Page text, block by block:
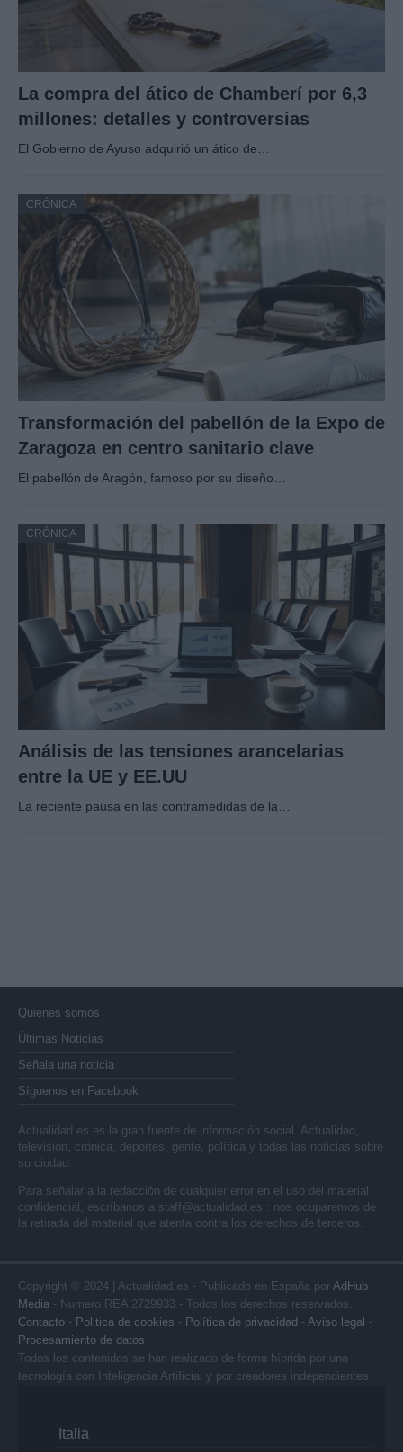
La compra del ático de Chamberí por 6,3
millones: detalles y controversias
El Gobierno de Ayuso adquirió un ático de…
CRÓNICA
Transformación del pabellón de la Expo de
Zaragoza en centro sanitario clave
El pabellón de Aragón, famoso por su diseño…
CRÓNICA
Análisis de las tensiones arancelarias
entre la UE y EE.UU
La reciente pausa en las contramedidas de la…
Quienes somos
Últimas Noticias
Señala una noticia
Síguenos en Facebook
Actualidad.es es la gran fuente de información social. Actualidad,
televisión, crónica, deportes, gente, política y todas las noticias sobre
su ciudad.
Para señalar a la redacción de cualquier error en el uso del material
confidencial, escríbanos a staff@actualidad.es : nos ocuparemos de
la retirada del material que atenta contra los derechos de terceros.
Copyright © 2024 | Actualidad.es - Publicado en España por AdHub
Media - Numero REA 2729933 - Todos los derechos reservados.
Contacto - Politica de cookies - Política de privacidad - Aviso legal -
Procesamiento de datos
Todos los contenidos se han realizado de forma híbrida por una
tecnología con Inteligencia Artificial y por creadores independientes
Italia